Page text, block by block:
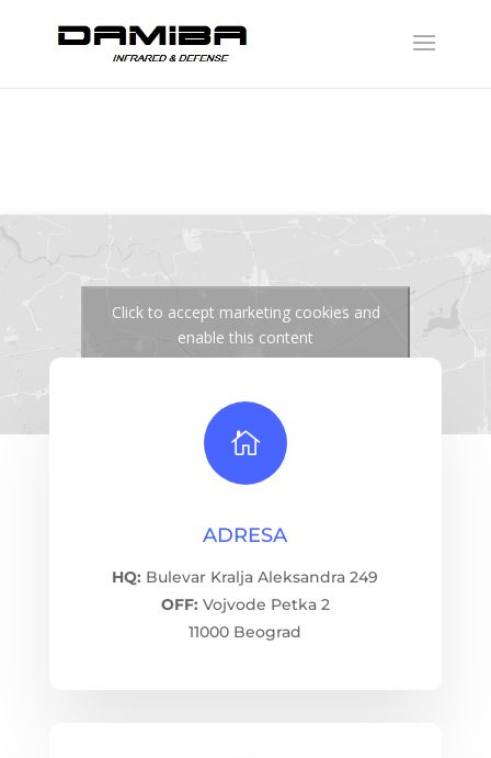
Click to accept marketing cookies and
enable this content

ADRESA
HQ: Bulevar Kralja Aleksandra 249
OFF: Vojvode Petka 2
11000 Beograd